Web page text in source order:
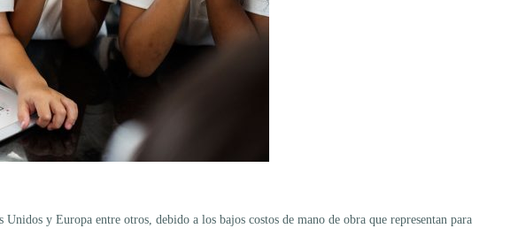
y Europa entre otros, debido a los bajos costos de mano de obra que representan para